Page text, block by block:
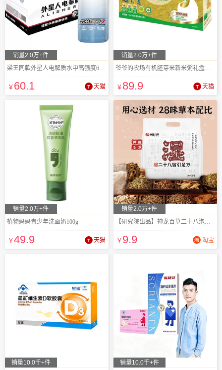
销量2.0万+件
梁王同款外星人电解质水中高强度600ml*15瓶
¥60.1 天猫
销量2.0万+件
爷爷的农场有机胚芽米新米粥礼盒囤货装8盒
¥89.9 天猫
销量2.0万+件
植物妈妈青少年洗面奶100g
¥49.9 天猫
销量2.0万+件
【研究院出品】神龙百草二十八泡脚包
¥9.9 淘宝
销量10.0千+件
销量10.0千+件